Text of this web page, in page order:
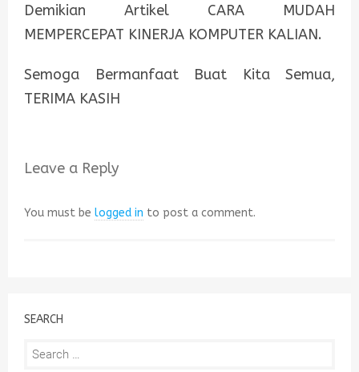
Demikian Artikel CARA MUDAH
MEMPERCEPAT KINERJA KOMPUTER KALIAN.
Semoga Bermanfaat Buat Kita Semua,
TERIMA KASIH
Leave a Reply
You must be logged in to post a comment.
SEARCH
Search